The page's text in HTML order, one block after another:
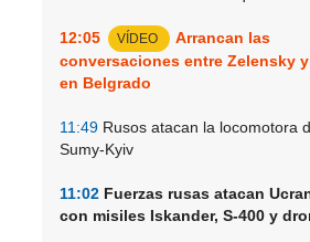
12:05 VÍDEO
Arrancan las
conversaciones entre Zelensky
en Belgrado
11:49 Rusos atacan la locomotora
Sumy-Kyiv
11:02 Fuerzas rusas atacan
con misiles Iskander, S-400 y